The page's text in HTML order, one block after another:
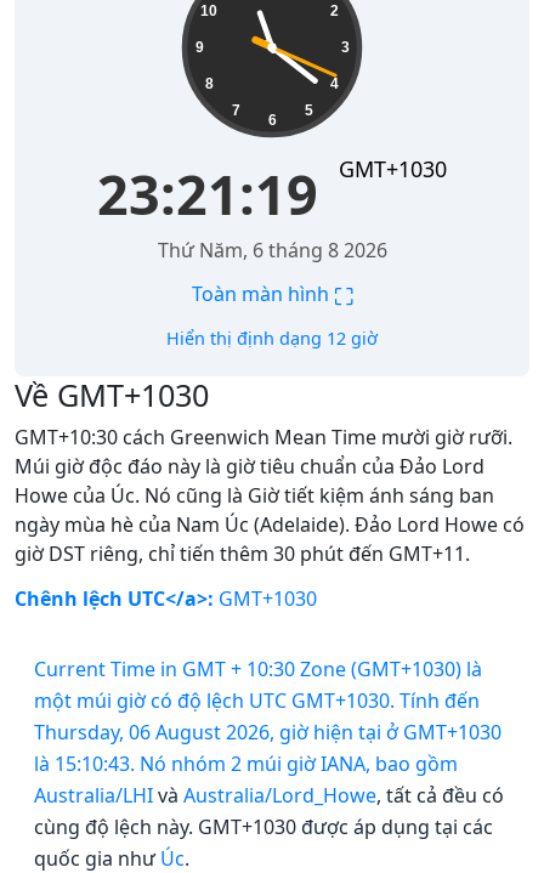
2
3
4
5
6
7
8
9
10
23:21:19 GMT+1030
Thứ Năm, 6 tháng 8 2026
Toàn màn hình ⛶
Hiển thị định dạng 12 giờ
Về GMT+1030
GMT+10:30 cách Greenwich Mean Time mười giờ rưỡi.
Múi giờ độc đáo này là giờ tiêu chuẩn của Đảo Lord
Howe của Úc. Nó cũng là Giờ tiết kiệm ánh sáng ban
ngày mùa hè của Nam Úc (Adelaide). Đảo Lord Howe có
giờ DST riêng, chỉ tiến thêm 30 phút đến GMT+11.
Chênh lệch UTC</a>: GMT+1030
Current Time in GMT + 10:30 Zone (GMT+1030) là
một múi giờ có độ lệch UTC GMT+1030. Tính đến
Thursday, 06 August 2026, giờ hiện tại ở GMT+1030
là 15:10:43. Nó nhóm 2 múi giờ IANA, bao gồm
Australia/LHIvà Australia/Lord_Howe, tất cả đều có
cùng độ lệch này. GMT+1030 được áp dụng tại các
quốc gia nhưÚc.